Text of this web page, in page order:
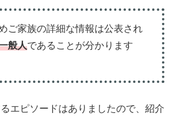
ご家族の詳細な情報は公表され
般人であることが分かります
エピソードはありましたので、紹介